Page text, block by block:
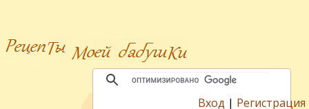
Вход | Регистрация